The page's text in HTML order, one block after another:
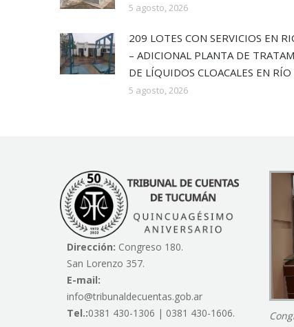
5 agosto, 2026
209 LOTES CON SERVICIOS EN
– ADICIONAL PLANTA DE
DE LÍQUIDOS CLOACALES EN RÍO
5 agosto, 2026
Dirección: Congreso 180.
San Lorenzo 357.
E-mail:
info@tribunaldecuentas.gob.ar
Tel.:0381 430-1306 | 0381 430-1606.